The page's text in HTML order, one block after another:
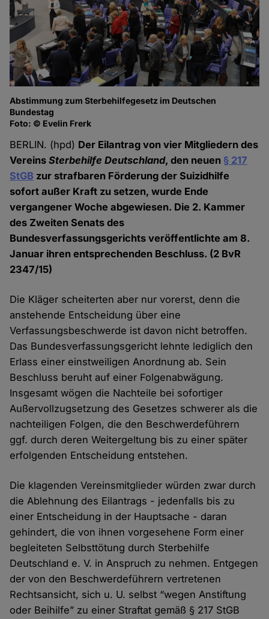
Abstimmung zum Sterbehilfegesetz im Deutschen
Bundestag
Foto: © Evelin Frerk
BERLIN. (hpd) Der Eilantrag von vier Mitgliedern des
VereinsSterbehilfe Deutschland, den neuen § 217
StGB zur strafbaren Förderung der Suizidhilfe
sofort außer Kraft zu setzen, wurde Ende
vergangener Woche abgewiesen. Die 2. Kammer
des Zweiten Senats des
Bundesverfassungsgerichts veröffentlichte am 8.
Januar ihren entsprechenden Beschluss. (2 BvR
2347/15)
Die Kläger scheiterten aber nur vorerst, denn die
anstehende Entscheidung über eine
Verfassungsbeschwerde ist davon nicht betroffen.
Das Bundesverfassungsgericht lehnte lediglich den
Erlass einer einstweiligen Anordnung ab. Sein
Beschluss beruht auf einer Folgenabwägung.
Insgesamt wögen die Nachteile bei sofortiger
Außervollzugsetzung des Gesetzes schwerer als die
nachteiligen Folgen, die den Beschwerdeführern
ggf. durch deren Weitergeltung bis zu einer später
erfolgenden Entscheidung entstehen.
Die klagenden Vereinsmitglieder würden zwar durch
die Ablehnung des Eilantrags - jedenfalls bis zu
einer Entscheidung in der Hauptsache - daran
gehindert, die von ihnen vorgesehene Form einer
begleiteten Selbsttötung durch Sterbehilfe
Deutschland e. V. in Anspruch zu nehmen. Entgegen
der von den Beschwerdeführern vertretenen
Rechtsansicht, sich u. U. selbst “wegen Anstiftung
oder Beihilfe” zu einer Straftat gemäß § 217 StGB